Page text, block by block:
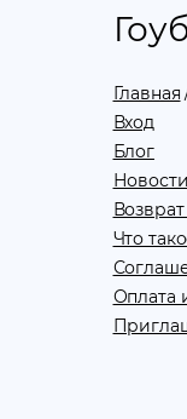
Главная
Вход
Блог
Новости
Что
Оплата